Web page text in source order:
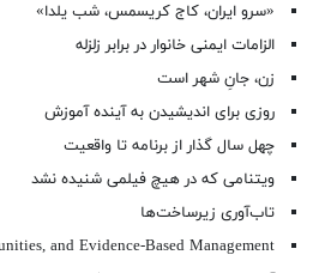
«سرو ایران، کاج کریسمس، شب یلدا»
الزامات ایمنی خانوار در برابر زلزله
زن، جانِ شهر است
روزی برای اندیشیدن به آینده آموزش
چهل سال گذار از برنامه تا واقعیت
ویتنامی که در هیچ فیلمی شنیده نشد
تاب‌آوری زیرساخت‌ها
and Evidence-Based Management